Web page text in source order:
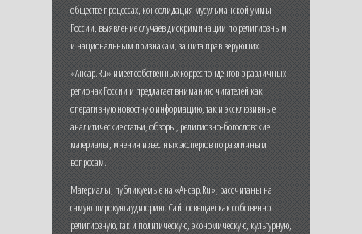
обществе процессах, консолидация мусульманской уммы
России, выявление случаев дискриминации по религиозным
и национальным признакам, защита прав верующих.
«Ансар.Ru» имеет собственных корреспондентов в различных
регионах России и предлагает вниманию читателей как
оперативную новостную информацию, так и эксклюзивные
аналитические статьи, обзоры, религиозно-богословские
материалы, мнения известных экспертов по различным
вопросам.
Материалы, публикуемые на «Ансар.Ru», рассчитаны на
самую широкую аудиторию. Сайт освещает как собственно
религиозную, так и политическую, экономическую, культурную,